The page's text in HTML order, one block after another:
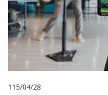
115/04/28